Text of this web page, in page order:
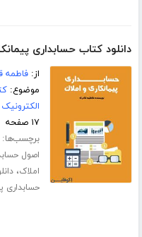
دانلود کتاب حسابداری
از:فاطمه
موضوع:
الکترونیک
۱۷ صفحه
اصول
املاک،
حسابداری